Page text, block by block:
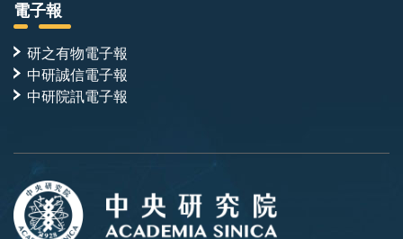
電子報
研之有物電子報
中研誠信電子報
中研院訊電子報